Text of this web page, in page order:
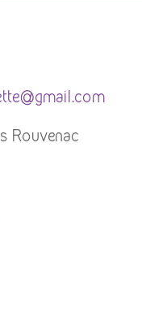
Rouvenac